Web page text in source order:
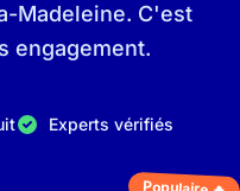
Madeleine. C'est
engagement.
Experts vérifiés